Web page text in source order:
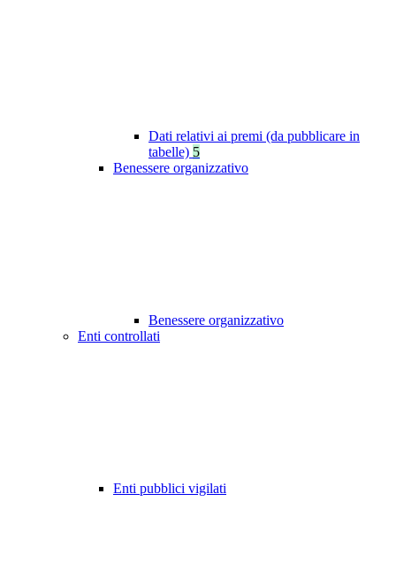
Dati relativi ai premi (da pubblicare in
tabelle) 5
Benessere organizzativo
Benessere organizzativo
Enti controllati
Enti pubblici vigilati